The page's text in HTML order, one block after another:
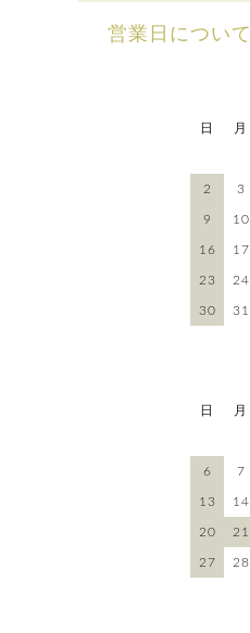
営業日について
日 月
2 3
9 10
16 17
23 24
30 31
日 月
6 7
13 14
20 21
27 28